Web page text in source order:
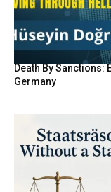
Death By Sanctions:
Germany